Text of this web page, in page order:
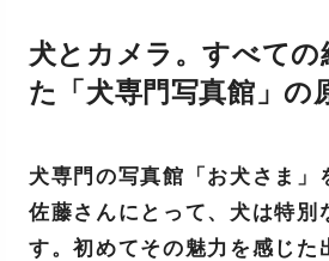
犬とカメラ。すべての
た「犬専門写真館」の
犬専門の写真館「お犬さま」
佐藤さんにとって、犬は特別
す。初めてその魅力を感じた